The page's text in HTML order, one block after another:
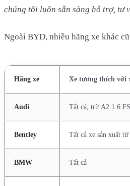
chúng tôi luôn sẵn sàng hỗ trợ, tư
Ngoài BYD, nhiều hãng xe khác
Hãng xe Xe tương thích với
Audi Tất cả, trừ A2 1.6
Bentley Tất cả xe sản xuất
BMW Tất cả